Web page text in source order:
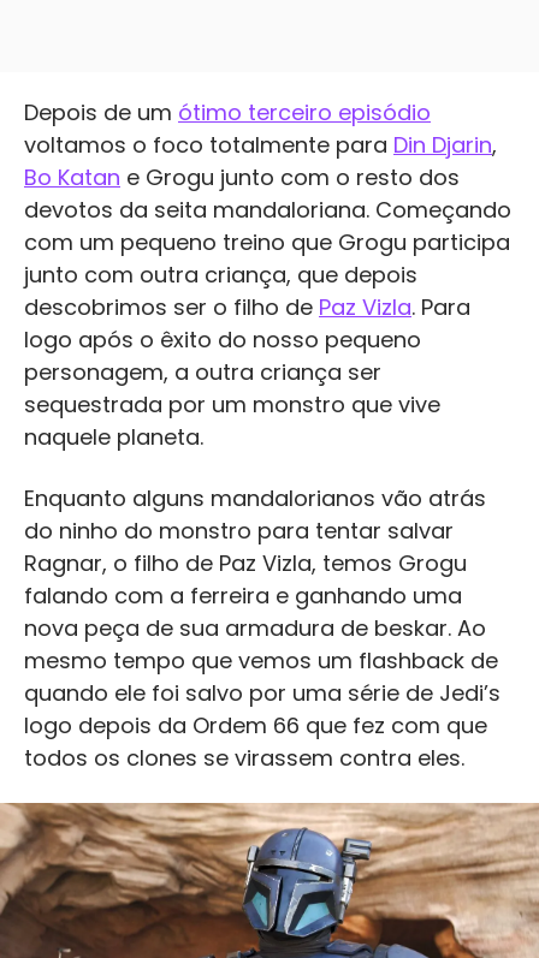
Depois de um ótimo terceiro episódio
voltamos o foco totalmente para Din Djarin,
Bo Katan e Grogu junto com o resto dos
devotos da seita mandaloriana. Começando
com um pequeno treino que Grogu participa
junto com outra criança, que depois
descobrimos ser o filho de Paz Vizla. Para
logo após o êxito do nosso pequeno
personagem, a outra criança ser
sequestrada por um monstro que vive
naquele planeta.
Enquanto alguns mandalorianos vão atrás
do ninho do monstro para tentar salvar
Ragnar, o filho de Paz Vizla, temos Grogu
falando com a ferreira e ganhando uma
nova peça de sua armadura de beskar. Ao
mesmo tempo que vemos um flashback de
quando ele foi salvo por uma série de Jedi’s
logo depois da Ordem 66 que fez com que
todos os clones se virassem contra eles.